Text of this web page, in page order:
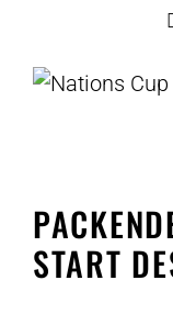
content
START